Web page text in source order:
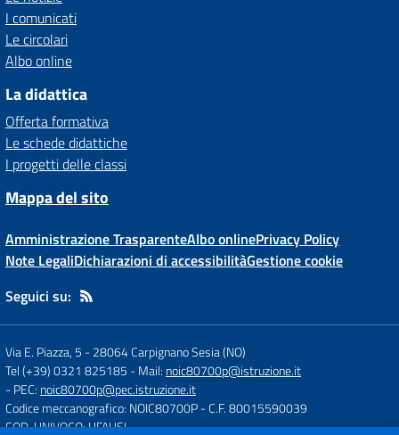
I comunicati
Le circolari
Albo online
La didattica
Offerta formativa
Le schede didattiche
I progetti delle classi
Mappa del sito
Amministrazione TrasparenteAlbo onlinePrivacy Policy
Note LegaliDichiarazioni di accessibilitàGestione cookie
Seguici su:
Via E. Piazza, 5 -28064 Carpignano Sesia (NO)
Tel (+39) 0321 825185 - Mail: noic80700p@istruzione.it
- PEC: noic80700p@pec.istruzione.it
Codice meccanografico: NOIC80700P- C.F. 80015590039
COD. UNIVOCO: UFAUSI